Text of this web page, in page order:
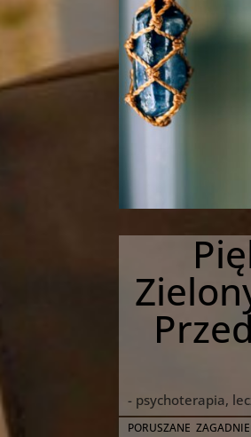
- psychoterapia,
PORUSZANE